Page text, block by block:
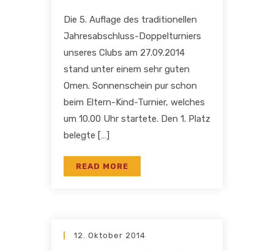
Die 5. Auflage des traditionellen
Jahresabschluss-Doppelturniers
unseres Clubs am 27.09.2014
stand unter einem sehr guten
Omen. Sonnenschein pur schon
beim Eltern-Kind-Turnier, welches
um 10.00 Uhr startete. Den 1. Platz
belegte […]
READ MORE
12. Oktober 2014